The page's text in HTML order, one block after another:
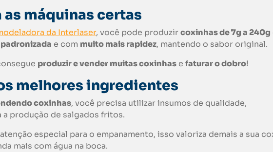
as máquinas certas
da Interlaser, você pode produzir coxinhas de 7g a 240g
e com muito mais rapidez, mantendo o sabor original.
produzir e vender muitas coxinhas e faturar o dobro!
melhores ingredientes
coxinhas, você precisa utilizar insumos de qualidade,
produção de salgados fritos.
especial para o empanamento, isso valoriza demais a sua
mais com água na boca.